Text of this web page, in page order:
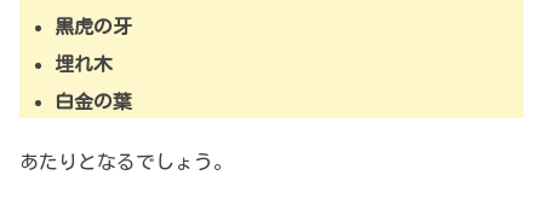
黒虎の牙
埋れ木
白金の葉
あたりとなるでしょう。